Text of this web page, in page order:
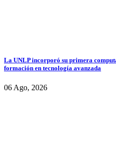
La UNLP incorporó su primera
formación en tecnología avanzada
06 Ago, 2026